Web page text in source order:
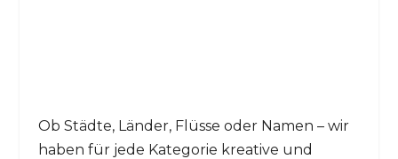
Ob Städte, Länder, Flüsse oder Namen – wir
haben für jede Kategorie kreative und